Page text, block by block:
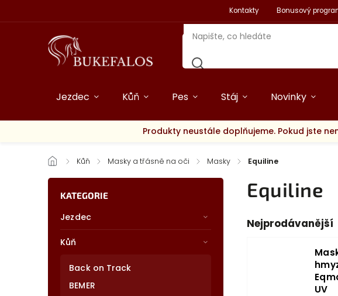
Kontakty Bonusový
Jezdec Kůň Pes Stáj Novinky
Produkty neustále doplňujeme. Pokud jste
/ Kůň / Masky a třásně na oči / Masky / Equiline
KATEGORIE
Jezdec
Kůň
Back on Track
BEMER
Equiline
Nejprodávanější
UV